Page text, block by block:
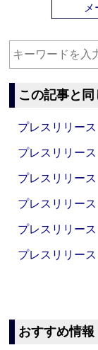
この記事と
プレスリリー
プレスリリー
プレスリリー
プレスリリー
プレスリリー
プレスリリー
おすすめ情報